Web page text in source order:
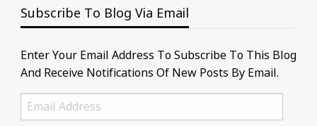
Subscribe To Blog Via Email
Enter Your Email Address To Subscribe To This Blog
And Receive Notifications Of New Posts By Email.
Email
Address